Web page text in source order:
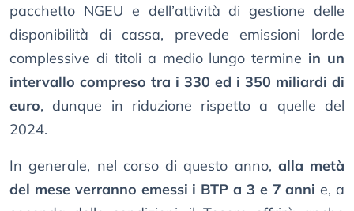
pacchetto NGEU e dell’attività di gestione delle
disponibilità di cassa, prevede emissioni lorde
complessive di titoli a medio lungo termine in un
intervallo compreso tra i 330 ed i 350 miliardi di
euro, dunque in riduzione rispetto a quelle del
2024.
In generale, nel corso di questo anno, alla metà
del mese verranno emessi i BTP a 3 e 7 anni e, a